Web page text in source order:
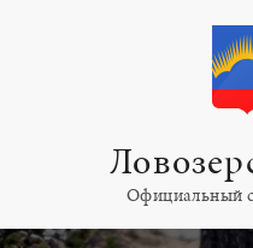
Официальный